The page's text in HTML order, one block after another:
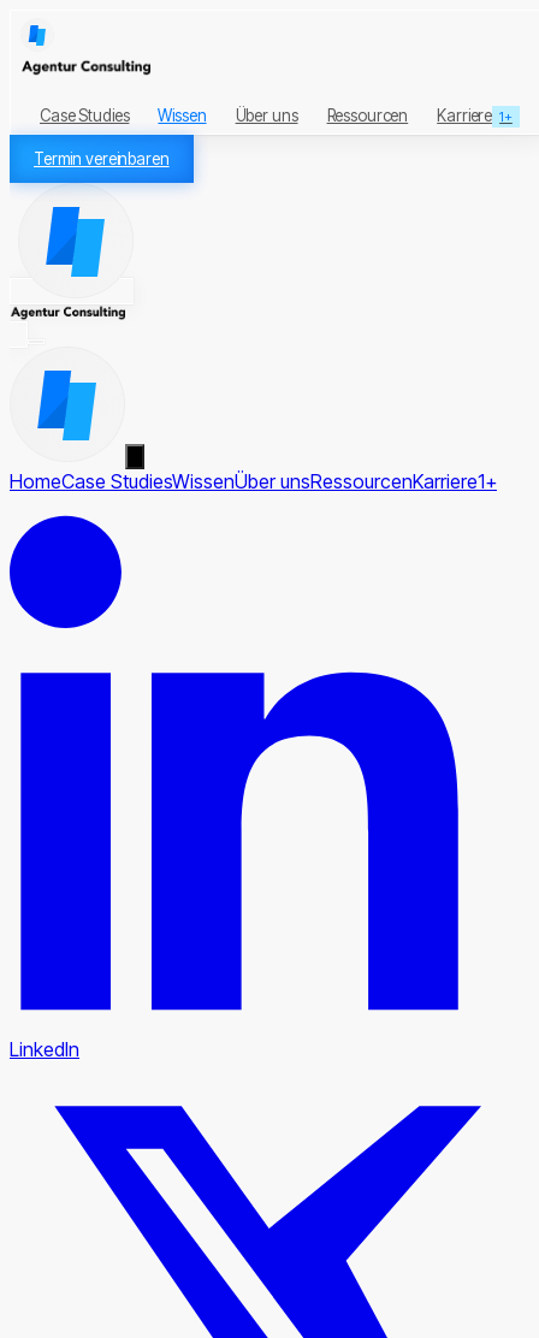
Case Studies Wissen Über uns Ressourcen Karriere 1+
Termin vereinbaren
HomeCase StudiesWissenÜber unsRessourcenKarriere1+
LinkedIn